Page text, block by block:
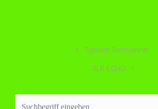
Typisch Sechzehner
ALK-ECHO